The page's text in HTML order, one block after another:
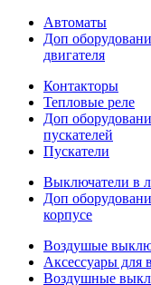
Автоматы
Доп
двигателя
Контакторы
Тепловые реле
Доп
пускателей
Пускатели
Выключатели в
Доп
корпусе
Воздушые
Аксессуары для
Воздушные